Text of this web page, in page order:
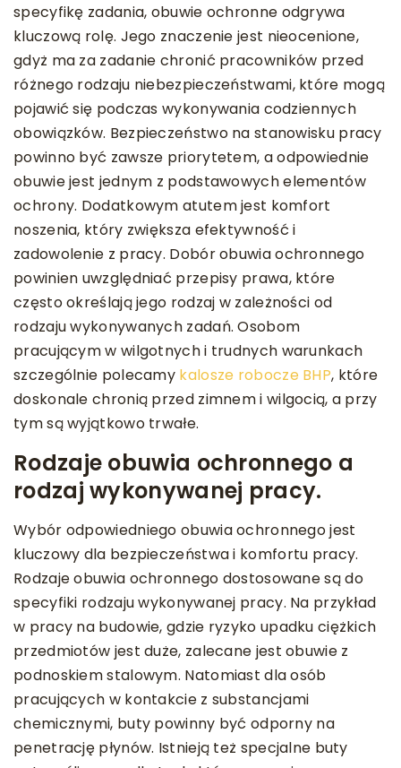
specyfikę zadania, obuwie ochronne odgrywa
kluczową rolę. Jego znaczenie jest nieocenione,
gdyż ma za zadanie chronić pracowników przed
różnego rodzaju niebezpieczeństwami, które mogą
pojawić się podczas wykonywania codziennych
obowiązków. Bezpieczeństwo na stanowisku pracy
powinno być zawsze priorytetem, a odpowiednie
obuwie jest jednym z podstawowych elementów
ochrony. Dodatkowym atutem jest komfort
noszenia, który zwiększa efektywność i
zadowolenie z pracy. Dobór obuwia ochronnego
powinien uwzględniać przepisy prawa, które
często określają jego rodzaj w zależności od
rodzaju wykonywanych zadań. Osobom
pracującym w wilgotnych i trudnych warunkach
szczególnie polecamy kalosze robocze BHP, które
doskonale chronią przed zimnem i wilgocią, a przy
tym są wyjątkowo trwałe.
Rodzaje obuwia ochronnego a
rodzaj wykonywanej pracy.
Wybór odpowiedniego obuwia ochronnego jest
kluczowy dla bezpieczeństwa i komfortu pracy.
Rodzaje obuwia ochronnego dostosowane są do
specyfiki rodzaju wykonywanej pracy. Na przykład
w pracy na budowie, gdzie ryzyko upadku ciężkich
przedmiotów jest duże, zalecane jest obuwie z
podnoskiem stalowym. Natomiast dla osób
pracujących w kontakcie z substancjami
chemicznymi, buty powinny być odporny na
penetrację płynów. Istnieją też specjalne buty